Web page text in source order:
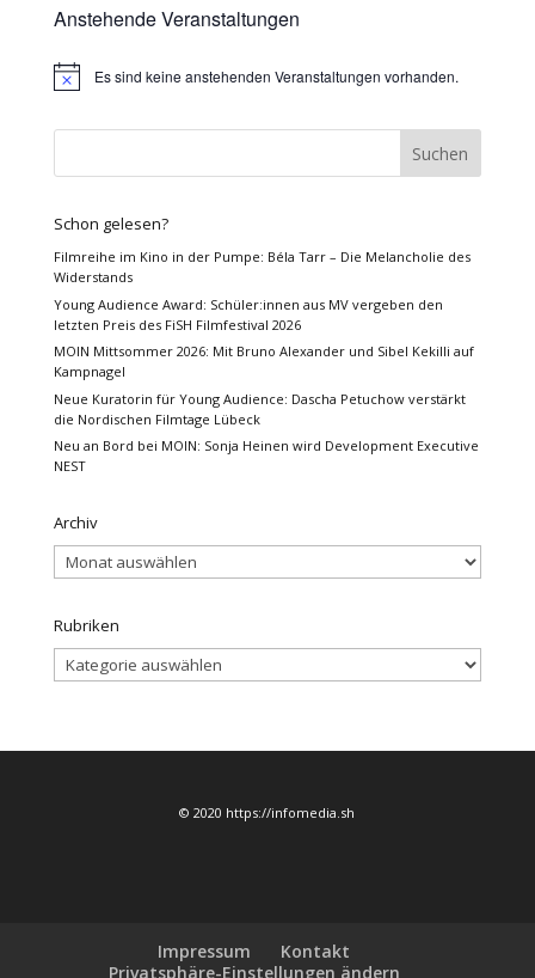
Anstehende Veranstaltungen
HinweisEs sind keine anstehenden Veranstaltungen vorhanden.
Schon gelesen?
Filmreihe im Kino in der Pumpe: Béla Tarr – Die Melancholie des
Widerstands
Young Audience Award: Schüler:innen aus MV vergeben den
letzten Preis des FiSH Filmfestival 2026
MOIN Mittsommer 2026: Mit Bruno Alexander und Sibel Kekilli auf
Kampnagel
Neue Kuratorin für Young Audience: Dascha Petuchow verstärkt
die Nordischen Filmtage Lübeck
Neu an Bord bei MOIN: Sonja Heinen wird Development Executive
NEST
Archiv
Archiv
Rubriken
Rubriken
© 2020 https://infomedia.sh
Impressum
Kontakt
Privatsphäre-Einstellungen ändern